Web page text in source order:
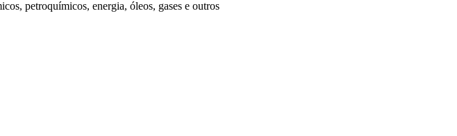
petroquímicos, energia, óleos, gases e outros